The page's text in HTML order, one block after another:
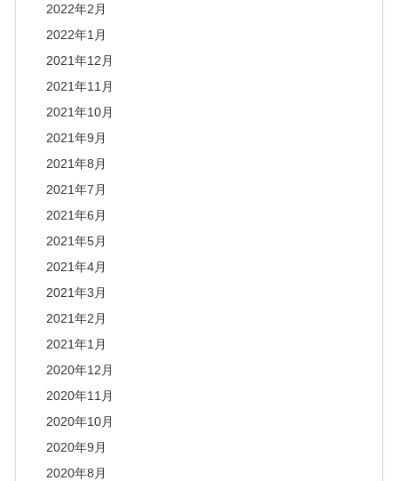
2022年2月
2022年1月
2021年12月
2021年11月
2021年10月
2021年9月
2021年8月
2021年7月
2021年6月
2021年5月
2021年4月
2021年3月
2021年2月
2021年1月
2020年12月
2020年11月
2020年10月
2020年9月
2020年8月